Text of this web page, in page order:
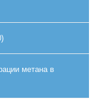
метана в